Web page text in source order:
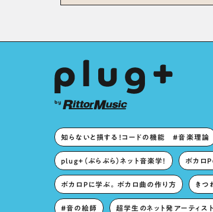
知らないと損する！コードの機能 #音楽理論
plug+（ぷらぷら）ネット音楽学！ ボカロ
ボカロPに学ぶ。ボカロ曲の作り方 きつ
#音の絵師 超学生のネット発アーティスト